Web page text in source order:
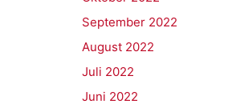
September 2022
August 2022
Juli 2022
Juni 2022